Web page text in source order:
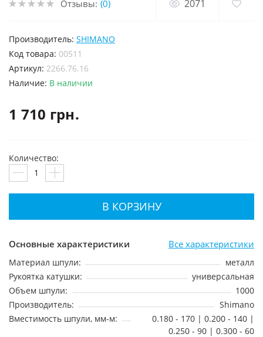
Отзывы: (0) 2071
Производитель: SHIMANO
код товара: 00511
Артикул: 2266.76.16
Наличие: В наличии
1 710 грн.
Основные характеристики Все характеристики
Материал шпули:
металл
Рукоятка катушки:
универсальная
Объем шпули:
1000
Производитель:
Shimano
Вместимость шпули, мм-м:
0.180 - 170 | 0.200 - 140 |
0.250 - 90 | 0.300 - 60
Количество:
В КОРЗИНУ